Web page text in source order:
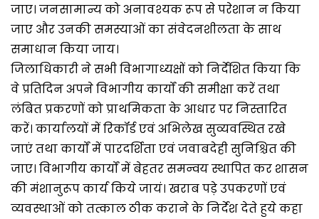
जाए। जनसामान्य को अनावश्यक रूप से परेशान न किया
जाए और उनकी समस्याओं का संवेदनशीलता के साथ
समाधान किया जाय।
जिलाधिकारी ने सभी विभागाध्यक्षों को निर्देशित किया कि
वे प्रतिदिन अपने विभागीय कार्यों की समीक्षा करें तथा
लंबित प्रकरणों को प्राथमिकता के आधार पर निस्तारित
करें। कार्यालयों में रिकॉर्ड एवं अभिलेख सुव्यवस्थित रखे
जाएं तथा कार्यों में पारदर्शिता एवं जवाबदेही सुनिश्चित की
जाए। विभागीय कार्यों में बेहतर समन्वय स्थापित कर शासन
की मंशानुरूप कार्य किये जायं। खराब पड़े उपकरणों एवं
व्यवस्थाओं को तत्काल ठीक कराने के निर्देश देते हुये कहा